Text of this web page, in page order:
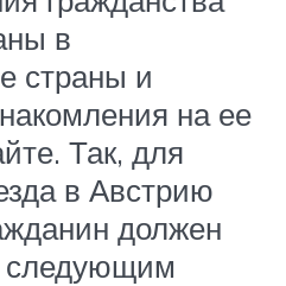
в
страны и
на ее
Так, для
в Австрию
должен
следующим